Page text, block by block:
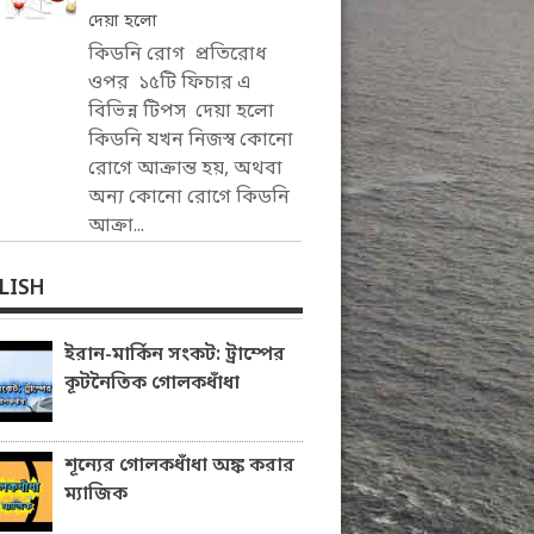
দেয়া হলো
কিডনি রোগ প্রতিরোধ
ওপর ১৫টি ফিচার এ
বিভিন্ন টিপস দেয়া হলো
কিডনি যখন নিজস্ব কোনো
রোগে আক্রান্ত হয়, অথবা
অন্য কোনো রোগে কিডনি
আক্রা...
ইরান-মার্কিন সংকট: ট্রাম্পের
কূটনৈতিক গোলকধাঁধা
শূন্যের গোলকধাঁধা অঙ্ক করার
ম্যাজিক